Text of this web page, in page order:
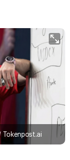
/ Tokenpost.ai